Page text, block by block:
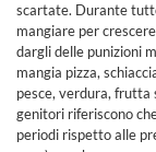
scartate. Durante
mangiare per
dargli delle punizioni
mangia pizza,
pesce, verdura, frutta
genitori riferiscono
periodi rispetto alle